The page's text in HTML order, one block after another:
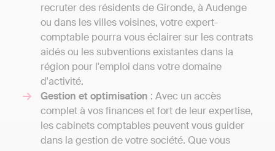
recruter des résidents de Gironde, à Audenge
ou dans les villes voisines, votre expert-
comptable pourra vous éclairer sur les contrats
aidés ou les subventions existantes dans la
région pour l'emploi dans votre domaine
d'activité.
Gestion et optimisation : Avec un accès
complet à vos finances et fort de leur expertise,
les cabinets comptables peuvent vous guider
dans la gestion de votre société. Que vous